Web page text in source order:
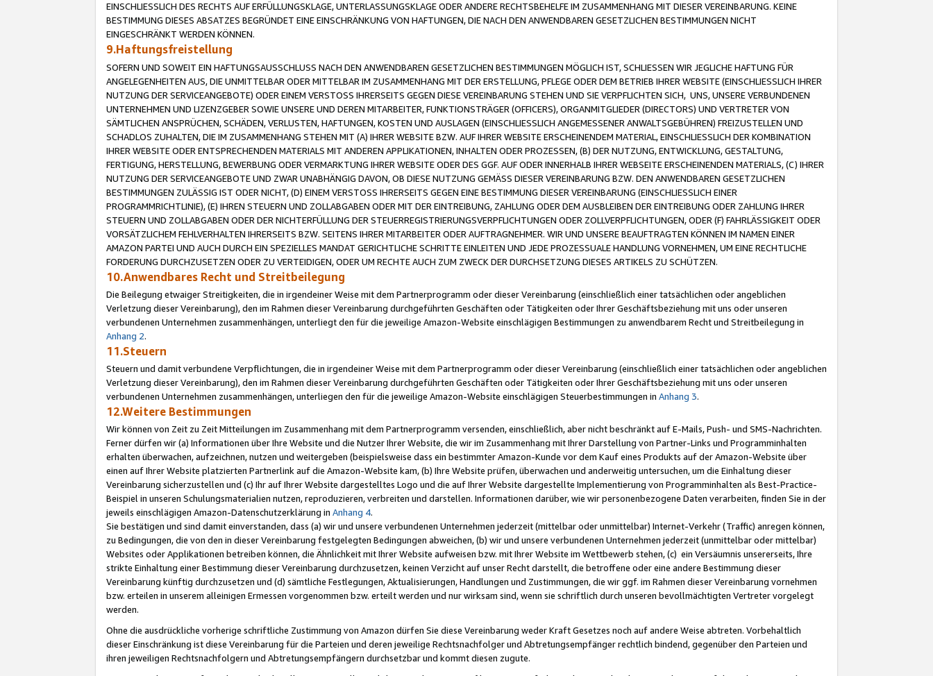
EINSCHLIESSLICH DES RECHTS AUF ERFÜLLUNGSKLAGE, UNTERLASSUNGSKLAGE ODER ANDERE RECHTSBEHELFE IM ZUSAMMENHANG MIT DIESER VEREINBARUNG. KEINE
BESTIMMUNG DIESES ABSATZES BEGRÜNDET EINE EINSCHRÄNKUNG VON HAFTUNGEN, DIE NACH DEN ANWENDBAREN GESETZLICHEN BESTIMMUNGEN NICHT
EINGESCHRÄNKT WERDEN KÖNNEN.
9.Haftungsfreistellung
SOFERN UND SOWEIT EIN HAFTUNGSAUSSCHLUSS NACH DEN ANWENDBAREN GESETZLICHEN BESTIMMUNGEN MÖGLICH IST, SCHLIESSEN WIR JEGLICHE HAFTUNG FÜR
ANGELEGENHEITEN AUS, DIE UNMITTELBAR ODER MITTELBAR IM ZUSAMMENHANG MIT DER ERSTELLUNG, PFLEGE ODER DEM BETRIEB IHRER WEBSITE (EINSCHLIESSLICH IHRER
NUTZUNG DER SERVICEANGEBOTE) ODER EINEM VERSTOSS IHRERSEITS GEGEN DIESE VEREINBARUNG STEHEN UND SIE VERPFLICHTEN SICH, UNS, UNSERE VERBUNDENEN
UNTERNEHMEN UND LIZENZGEBER SOWIE UNSERE UND DEREN MITARBEITER, FUNKTIONSTRÄGER (OFFICERS), ORGANMITGLIEDER (DIRECTORS) UND VERTRETER VON
SÄMTLICHEN ANSPRÜCHEN, SCHÄDEN, VERLUSTEN, HAFTUNGEN, KOSTEN UND AUSLAGEN (EINSCHLIESSLICH ANGEMESSENER ANWALTSGEBÜHREN) FREIZUSTELLEN UND
SCHADLOS ZUHALTEN, DIE IM ZUSAMMENHANG STEHEN MIT (A) IHRER WEBSITE BZW. AUF IHRER WEBSITE ERSCHEINENDEM MATERIAL, EINSCHLIESSLICH DER KOMBINATION
IHRER WEBSITE ODER ENTSPRECHENDEN MATERIALS MIT ANDEREN APPLIKATIONEN, INHALTEN ODER PROZESSEN, (B) DER NUTZUNG, ENTWICKLUNG, GESTALTUNG,
FERTIGUNG, HERSTELLUNG, BEWERBUNG ODER VERMARKTUNG IHRER WEBSITE ODER DES GGF. AUF ODER INNERHALB IHRER WEBSEITE ERSCHEINENDEN MATERIALS, (C) IHRER
NUTZUNG DER SERVICEANGEBOTE UND ZWAR UNABHÄNGIG DAVON, OB DIESE NUTZUNG GEMÄSS DIESER VEREINBARUNG BZW. DEN ANWENDBAREN GESETZLICHEN
BESTIMMUNGEN ZULÄSSIG IST ODER NICHT, (D) EINEM VERSTOSS IHRERSEITS GEGEN EINE BESTIMMUNG DIESER VEREINBARUNG (EINSCHLIESSLICH EINER
PROGRAMMRICHTLINIE), (E) IHREN STEUERN UND ZOLLABGABEN ODER MIT DER EINTREIBUNG, ZAHLUNG ODER DEM AUSBLEIBEN DER EINTREIBUNG ODER ZAHLUNG IHRER
STEUERN UND ZOLLABGABEN ODER DER NICHTERFÜLLUNG DER STEUERREGISTRIERUNGSVERPFLICHTUNGEN ODER ZOLLVERPFLICHTUNGEN, ODER (F) FAHRLÄSSIGKEIT ODER
VORSÄTZLICHEM FEHLVERHALTEN IHRERSEITS BZW. SEITENS IHRER MITARBEITER ODER AUFTRAGNEHMER. WIR UND UNSERE BEAUFTRAGTEN KÖNNEN IM NAMEN EINER
AMAZON PARTEI UND AUCH DURCH EIN SPEZIELLES MANDAT GERICHTLICHE SCHRITTE EINLEITEN UND JEDE PROZESSUALE HANDLUNG VORNEHMEN, UM EINE RECHTLICHE
FORDERUNG DURCHZUSETZEN ODER ZU VERTEIDIGEN, ODER UM RECHTE AUCH ZUM ZWECK DER DURCHSETZUNG DIESES ARTIKELS ZU SCHÜTZEN.
10.Anwendbares Recht und Streitbeilegung
Die Beilegung etwaiger Streitigkeiten, die in irgendeiner Weise mit dem Partnerprogramm oder dieser Vereinbarung (einschließlich einer tatsächlichen oder angeblichen
Verletzung dieser Vereinbarung), den im Rahmen dieser Vereinbarung durchgeführten Geschäften oder Tätigkeiten oder Ihrer Geschäftsbeziehung mit uns oder unseren
verbundenen Unternehmen zusammenhängen, unterliegt den für die jeweilige Amazon-Website einschlägigen Bestimmungen zu anwendbarem Recht und Streitbeilegung in
Anhang 2.
11.Steuern
Steuern und damit verbundene Verpflichtungen, die in irgendeiner Weise mit dem Partnerprogramm oder dieser Vereinbarung (einschließlich einer tatsächlichen oder angeblichen
Verletzung dieser Vereinbarung), den im Rahmen dieser Vereinbarung durchgeführten Geschäften oder Tätigkeiten oder Ihrer Geschäftsbeziehung mit uns oder unseren
verbundenen Unternehmen zusammenhängen, unterliegen den für die jeweilige Amazon-Website einschlägigen Steuerbestimmungen in Anhang 3.
12.Weitere Bestimmungen
Wir können von Zeit zu Zeit Mitteilungen im Zusammenhang mit dem Partnerprogramm versenden, einschließlich, aber nicht beschränkt auf E-Mails, Push- und SMS-Nachrichten.
Ferner dürfen wir (a) Informationen über Ihre Website und die Nutzer Ihrer Website, die wir im Zusammenhang mit Ihrer Darstellung von Partner-Links und Programminhalten
erhalten überwachen, aufzeichnen, nutzen und weitergeben (beispielsweise dass ein bestimmter Amazon-Kunde vor dem Kauf eines Produkts auf der Amazon-Website über
einen auf Ihrer Website platzierten Partnerlink auf die Amazon-Website kam, (b) Ihre Website prüfen, überwachen und anderweitig untersuchen, um die Einhaltung dieser
Vereinbarung sicherzustellen und (c) Ihr auf Ihrer Website dargestelltes Logo und die auf Ihrer Website dargestellte Implementierung von Programminhalten als Best-Practice-
Beispiel in unseren Schulungsmaterialien nutzen, reproduzieren, verbreiten und darstellen. Informationen darüber, wie wir personenbezogene Daten verarbeiten, finden Sie in der
jeweils einschlägigen Amazon-Datenschutzerklärung in Anhang 4.
Sie bestätigen und sind damit einverstanden, dass (a) wir und unsere verbundenen Unternehmen jederzeit (mittelbar oder unmittelbar) Internet-Verkehr (Traffic) anregen können,
zu Bedingungen, die von den in dieser Vereinbarung festgelegten Bedingungen abweichen, (b) wir und unsere verbundenen Unternehmen jederzeit (unmittelbar oder mittelbar)
Websites oder Applikationen betreiben können, die Ähnlichkeit mit Ihrer Website aufweisen bzw. mit Ihrer Website im Wettbewerb stehen, (c) ein Versäumnis unsererseits, Ihre
strikte Einhaltung einer Bestimmung dieser Vereinbarung durchzusetzen, keinen Verzicht auf unser Recht darstellt, die betroffene oder eine andere Bestimmung dieser
Vereinbarung künftig durchzusetzen und (d) sämtliche Festlegungen, Aktualisierungen, Handlungen und Zustimmungen, die wir ggf. im Rahmen dieser Vereinbarung vornehmen
bzw. erteilen in unserem alleinigen Ermessen vorgenommen bzw. erteilt werden und nur wirksam sind, wenn sie schriftlich durch unseren bevollmächtigten Vertreter vorgelegt
werden.
Ohne die ausdrückliche vorherige schriftliche Zustimmung von Amazon dürfen Sie diese Vereinbarung weder Kraft Gesetzes noch auf andere Weise abtreten. Vorbehaltlich
dieser Einschränkung ist diese Vereinbarung für die Parteien und deren jeweilige Rechtsnachfolger und Abtretungsempfänger rechtlich bindend, gegenüber den Parteien und
ihren jeweiligen Rechtsnachfolgern und Abtretungsempfängern durchsetzbar und kommt diesen zugute.